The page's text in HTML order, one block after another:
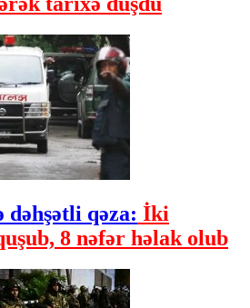
dəhşətli qəza: İki
8 nəfər həlak olub